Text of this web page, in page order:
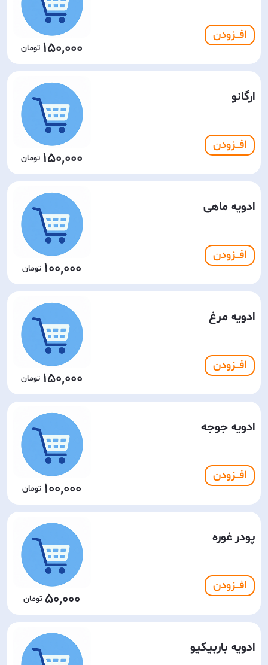
افـــزودن
150,000
ارگانو
افـــزودن
150,000
ادویه ماهی
افـــزودن
100,000
ادویه مرغ
افـــزودن
150,000
ادویه جوجه
افـــزودن
100,000
پودر غوره
افـــزودن
50,000
ادویه باربیکیو